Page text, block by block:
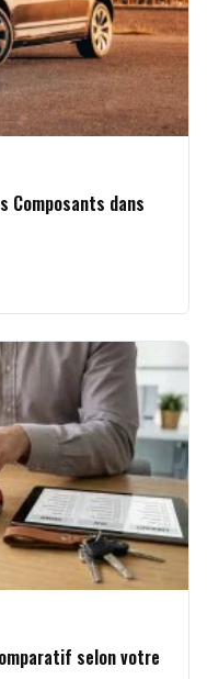
Composants dans
selon votre